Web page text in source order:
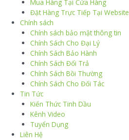
Mua Hàng Tại Cửa Hàng
Đặt Hàng Trực Tiếp Tại Website
Chính sách
Chính sách bảo mật thông tin
Chính Sách Cho Đại Lý
Chính Sách Bảo Hành
Chính Sách Đổi Trả
Chính Sách Bồi Thường
Chính Sách Cho Đối Tác
Tin Tức
Kiến Thức Tinh Dầu
Kênh Video
Tuyển Dụng
Liên Hệ